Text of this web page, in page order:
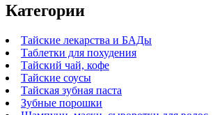
Категории
Тайские лекарства и БАДы
Таблетки для похудения
Тайский чай, кофе
Тайские соусы
Тайская зубная паста
Зубные порошки